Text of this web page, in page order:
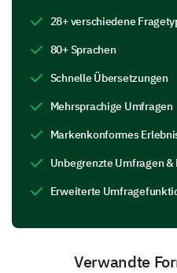
did you find useful?
Case studies
28+ verschiedene
80+ Sprachen
Schnelle Übersetzungen
Mehrsprachige Umfragen
Markenkonformes
Unbegrenzte Umfragen &
Erweiterte
Verwandte